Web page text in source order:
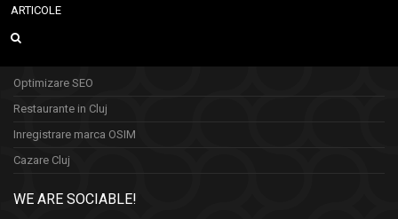
ARTICOLE
Optimizare SEO
Restaurante in Cluj
Inregistrare marca OSIM
Cazare Cluj
WE ARE SOCIABLE!